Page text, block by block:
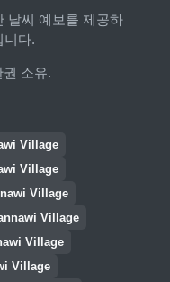
날씨 예보를 제공하
니다.
소유.
Village
Village
Village
Village
Village
Village